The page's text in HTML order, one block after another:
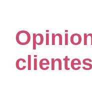
clientes